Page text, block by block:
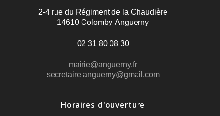
2-4 rue du Régiment de la Chaudière
14610 Colomby-Anguerny
02 31 80 08 30
mairie@anguerny.fr
secretaire.anguerny@gmail.com
Horaires d'ouverture